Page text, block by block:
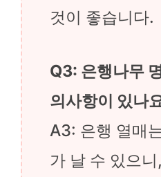
것이 좋습니다.
Q3: 은행나무
의사항이 있나
A3: 은행 열매
가 날 수 있으